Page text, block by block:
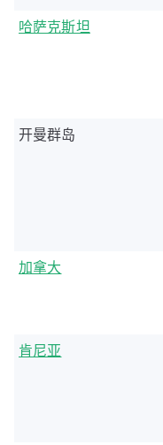
哈萨克斯坦
开曼群岛
加拿大
肯尼亚